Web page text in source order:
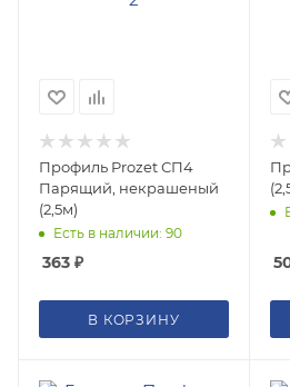
Профиль Prozet СП4
Парящий, некрашеный
(2,5м)
Есть в наличии: 90
363 ₽
В КОРЗИНУ